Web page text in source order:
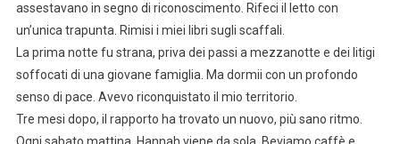
assestavano in segno di riconoscimento. Rifeci il letto con
un’unica trapunta. Rimisi i miei libri sugli scaffali.
La prima notte fu strana, priva dei passi a mezzanotte e dei litigi
soffocati di una giovane famiglia. Ma dormii con un profondo
senso di pace. Avevo riconquistato il mio territorio.
Tre mesi dopo, il rapporto ha trovato un nuovo, più sano ritmo.